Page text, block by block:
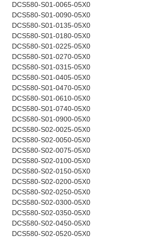
DCS580-S01-0065-05X0
DCS580-S01-0090-05X0
DCS580-S01-0135-05X0
DCS580-S01-0180-05X0
DCS580-S01-0225-05X0
DCS580-S01-0270-05X0
DCS580-S01-0315-05X0
DCS580-S01-0405-05X0
DCS580-S01-0470-05X0
DCS580-S01-0610-05X0
DCS580-S01-0740-05X0
DCS580-S01-0900-05X0
DCS580-S02-0025-05X0
DCS580-S02-0050-05X0
DCS580-S02-0075-05X0
DCS580-S02-0100-05X0
DCS580-S02-0150-05X0
DCS580-S02-0200-05X0
DCS580-S02-0250-05X0
DCS580-S02-0300-05X0
DCS580-S02-0350-05X0
DCS580-S02-0450-05X0
DCS580-S02-0520-05X0